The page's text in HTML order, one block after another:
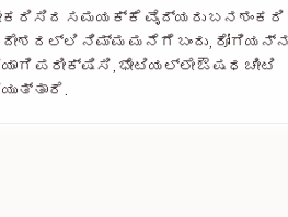
ಸಮಯಕ್ಕೆ ವೈದ್ಯರು ಬನಶಂಕರಿ
ನಿಮ್ಮ ಮನೆಗೆ ಬಂದು,
ಪರೀಕ್ಷಿಸಿ, ಭೇಟಿಯಲ್ಲೇ ಔಷಧ ಚೀಟಿ